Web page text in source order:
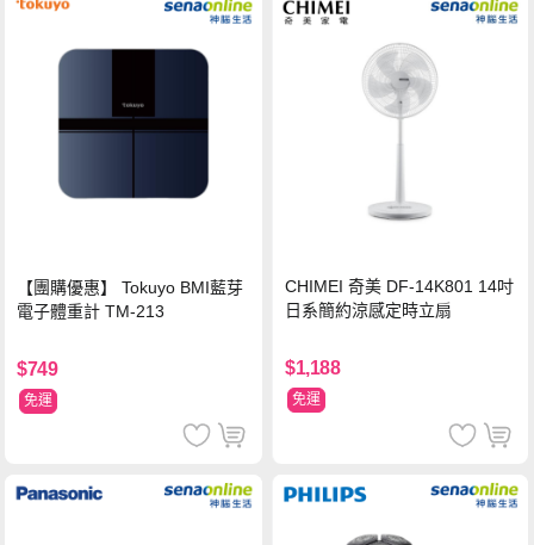
【團購優惠】 Tokuyo BMI藍芽
電子體重計 TM-213
$749
免運
CHIMEI 奇美 DF-14K801 14吋
日系簡約涼感定時立扇
$1,188
免運